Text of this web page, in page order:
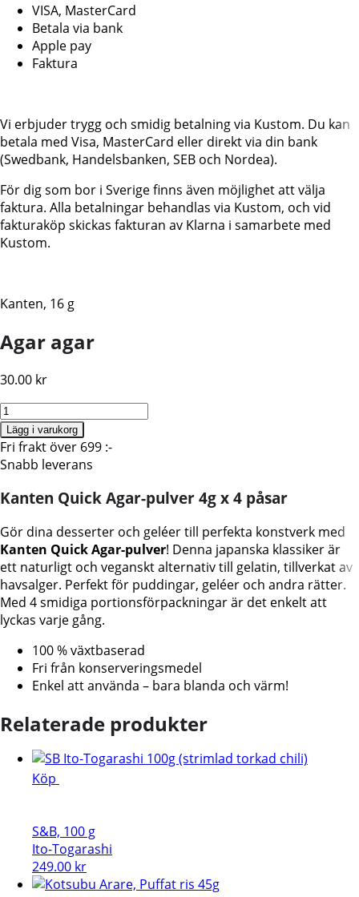
VISA, MasterCard
Betala via bank
Apple pay
Faktura
Vi erbjuder trygg och smidig betalning via Kustom. Du kan
betala med Visa, MasterCard eller direkt via din bank
(Swedbank, Handelsbanken, SEB och Nordea).
För dig som bor i Sverige finns även möjlighet att välja
faktura. Alla betalningar behandlas via Kustom, och vid
fakturaköp skickas fakturan av Klarna i samarbete med
Kustom.
Kanten, 16 g
Agar agar
30.00 kr
Agar
Agar,
Japansk,
Kanten,
mängd
Lägg i varukorg
Fri frakt över 699 :-
Snabb leverans
Kanten Quick Agar-pulver 4g x 4 påsar
Gör dina desserter och geléer till perfekta konstverk med
Kanten Quick Agar-pulver! Denna japanska klassiker är
ett naturligt och veganskt alternativ till gelatin, tillverkat av
havsalger. Perfekt för puddingar, geléer och andra rätter.
Med 4 smidiga portionsförpackningar är det enkelt att
lyckas varje gång.
100 % växtbaserad
Fri från konserveringsmedel
Enkel att använda – bara blanda och värm!
Relaterade produkter
Köp
S&B, 100 g
Ito-Togarashi
249.00 kr